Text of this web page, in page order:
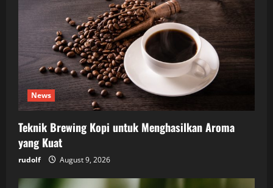
News
Teknik Brewing Kopi untuk Menghasilkan Aroma
yang Kuat
rudolf August 9, 2026